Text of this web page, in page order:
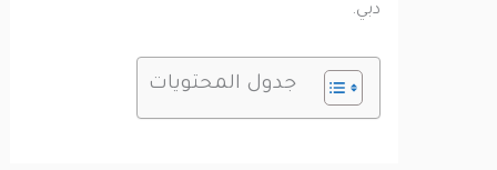
جدول المحتويات